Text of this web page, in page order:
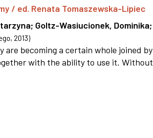
/ ed. Renata Tomaszewska-Lipiec
; Goltz-Wasiucionek, Dominika;
, 2013)
are becoming a certain whole joined by
with the ability to use it. Without